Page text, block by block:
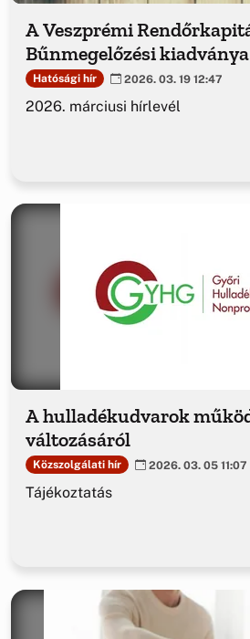
A Veszprémi
Bűnmegelőzési kiadványa
Hatósági hír 2026. 03. 19 12:47
2026. márciusi hírlevél
A hulladékudvarok
változásáról
Közszolgálati hír 2026. 03. 05 11:07
Tájékoztatás